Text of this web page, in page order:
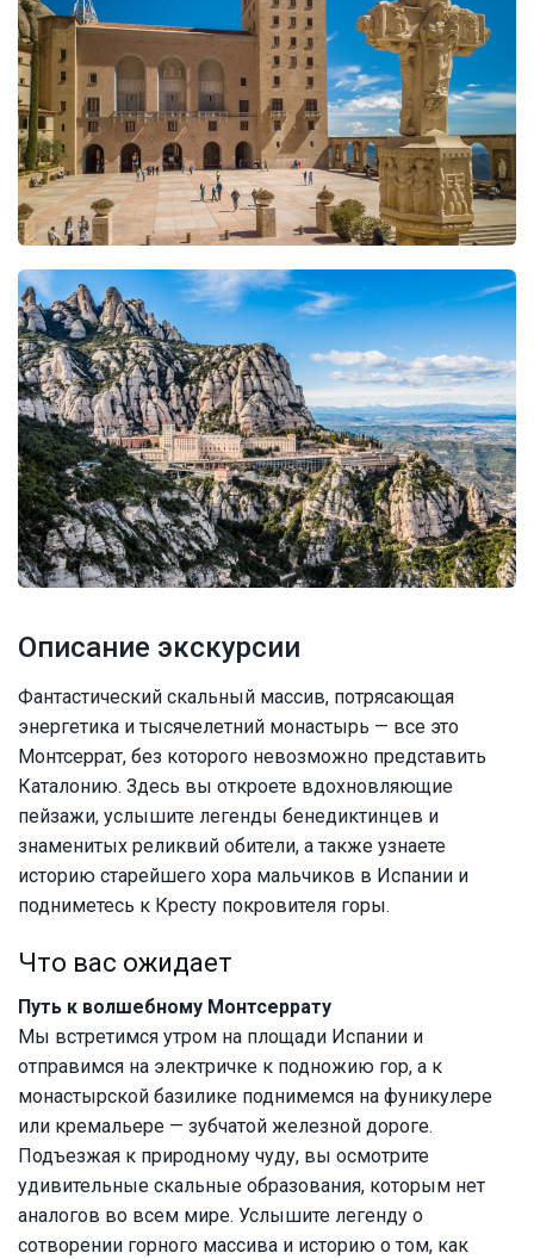
Описание экскурсии
Фантастический скальный массив, потрясающая
энергетика и тысячелетний монастырь — все это
Монтсеррат, без которого невозможно представить
Каталонию. Здесь вы откроете вдохновляющие
пейзажи, услышите легенды бенедиктинцев и
знаменитых реликвий обители, а также узнаете
историю старейшего хора мальчиков в Испании и
подниметесь к Кресту покровителя горы.
Что вас ожидает
Путь к волшебному Монтсеррату
Мы встретимся утром на площади Испании и
отправимся на электричке к подножию гор, а к
монастырской базилике поднимемся на фуникулере
или кремальере — зубчатой железной дороге.
Подъезжая к природному чуду, вы осмотрите
удивительные скальные образования, которым нет
аналогов во всем мире. Услышите легенду о
сотворении горного массива и историю о том, как